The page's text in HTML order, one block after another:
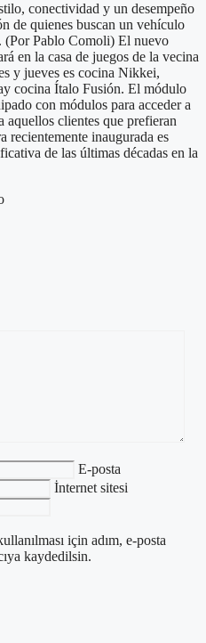
conectividad y un desempeño
de quienes buscan un vehículo
(Por Pablo Comoli) El nuevo
en la casa de juegos de la vecina
y jueves es cocina Nikkei,
cocina Ítalo Fusión. El módulo
con módulos para acceder a
aquellos clientes que prefieran
recientemente inaugurada es
de las últimas décadas en la
E-posta
İnternet sitesi
için adım, e-posta
kaydedilsin.